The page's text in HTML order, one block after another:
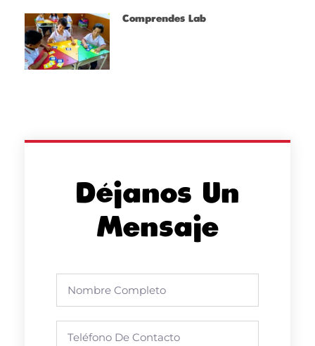
Comprendes Lab
Déjanos Un
Mensaje